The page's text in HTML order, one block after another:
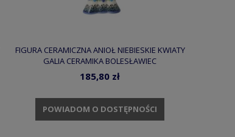
FIGURA CERAMICZNA ANIOŁ NIEBIESKIE KWIATY
GALIA CERAMIKA BOLESŁAWIEC
185,80 zł
POWIADOM O DOSTĘPNOŚCI